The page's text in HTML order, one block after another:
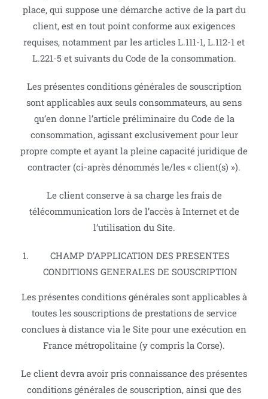
place, qui suppose une démarche active de la part du
client, est en tout point conforme aux exigences
requises, notamment par les articles L.111-1, L.112-1 et
L.221-5 et suivants du Code de la consommation.
Les présentes conditions générales de souscription
sont applicables aux seuls consommateurs, au sens
qu’en donne l’article préliminaire du Code de la
consommation, agissant exclusivement pour leur
propre compte et ayant la pleine capacité juridique de
contracter (ci-après dénommés le/les « client(s) »).
Le client conserve à sa charge les frais de
télécommunication lors de l’accès à Internet et de
l’utilisation du Site.
CHAMP D’APPLICATION DES PRESENTES
CONDITIONS GENERALES DE SOUSCRIPTION
Les présentes conditions générales sont applicables à
toutes les souscriptions de prestations de service
conclues à distance via le Site pour une exécution en
France métropolitaine (y compris la Corse).
Le client devra avoir pris connaissance des présentes
conditions générales de souscription, ainsi que des